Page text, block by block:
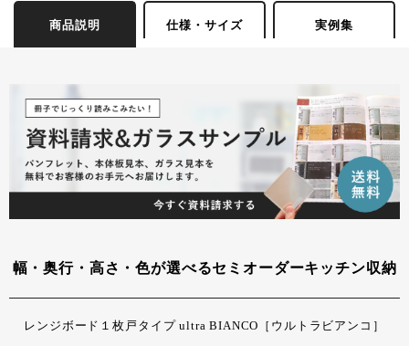
商品説明 仕様・サイズ 実例集
幅・奥行・高さ・色が選べるセミオーダーキッチン収納
レンジボード１枚戸タイプ ultra BIANCO［ウルトラビアンコ］